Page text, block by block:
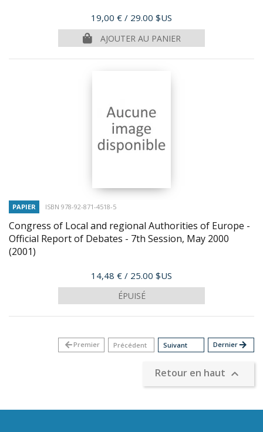
Prix
19,00 € / 29.00 $US
AJOUTER AU PANIER
PAPIER ISBN 978-92-871-4518-5
Congress of Local and regional Authorities of Europe -
Official Report of Debates - 7th Session, May 2000
(2001)
Prix
14,48 € / 25.00 $US
ÉPUISÉ
arrow_backPremier Précédent Suivant Dernierarrow_forward
Retour en haut 